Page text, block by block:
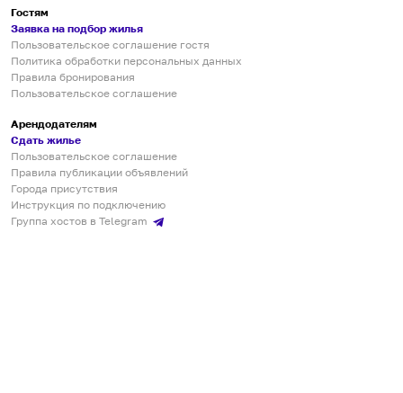
Гостям
Заявка на подбор жилья
Пользовательское соглашение гостя
Политика обработки персональных данных
Правила бронирования
Пользовательское соглашение
Арендодателям
Сдать жилье
Пользовательское соглашение
Правила публикации объявлений
Города присутствия
Инструкция по подключению
Группа хостов в Telegram